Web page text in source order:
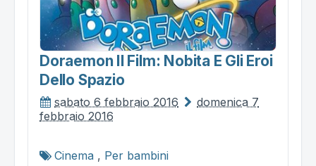
Doraemon Il Film: Nobita E Gli Eroi
Dello Spazio
sabato 6 febbraio 2016
domenica 7
febbraio 2016
Cinema , Per bambini